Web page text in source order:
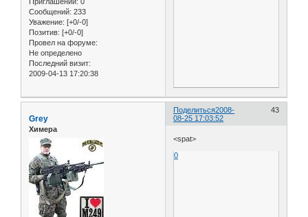
Сообщений: 233
Уважение: [+0/-0]
Позитив: [+0/-0]
Провел на форуме:
Не определено
Последний визит:
2009-04-13 17:20:38
Поделиться 43
2008-
08-25 17:03:52
Grey
Химера
<spat>
0